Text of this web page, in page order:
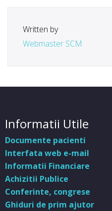
Written by
Webmaster SCM
Informatii Utile
Documente pacienti
Interfata web e-mail
Informatii Financiare
Achizitii Publice
Conferinte, congrese
Ghiduri de prim ajutor